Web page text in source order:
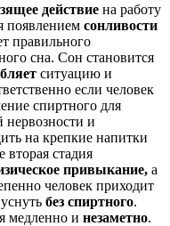
действие на работу
появлением сонливости
правильного
сна. Сон становится
ситуацию и
если человек
спиртного для
нервозности и
на крепкие напитки
стадия
привыкание, а
человек приходит
без спиртного.
медленно и незаметно.